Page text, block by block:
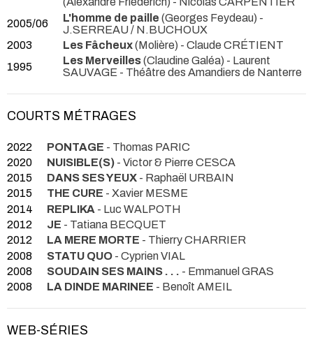
2005/06
L'homme de paille (Georges Feydeau) -
J.SERREAU / N.BUCHOUX
2003
Les Fâcheux(Molière) - Claude CRÉTIENT
1995
Les Merveilles(Claudine Galéa) - Laurent
SAUVAGE - Théâtre des Amandiers de Nanterre
COURTS MÉTRAGES
2022 PONTAGE - Thomas PARIC
2020
NUISIBLE(S) - Victor & Pierre CESCA
2015
DANS SES YEUX - Raphaël URBAIN
2015
THE CURE - Xavier MESME
2014
REPLIKA - Luc WALPOTH
2012
JE - Tatiana BECQUET
2012
LA MERE MORTE - Thierry CHARRIER
2008
STATU QUO - Cyprien VIAL
2008
SOUDAIN SES MAINS . . . - Emmanuel GRAS
2008
LA DINDE MARINEE - Benoît AMEIL
WEB-SÉRIES